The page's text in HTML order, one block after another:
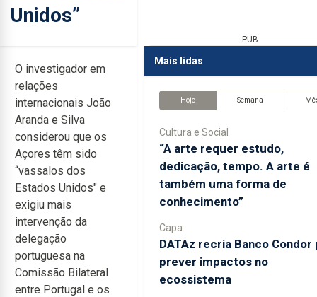
Unidos”
O investigador em
relações
internacionais João
Aranda e Silva
considerou que os
Açores têm sido
“vassalos dos
Estados Unidos" e
exigiu mais
intervenção da
delegação
portuguesa na
Comissão Bilateral
entre Portugal e os
PUB
Mais lidas
Hoje Semana
Cultura e Social
“A arte requer estudo,
dedicação, tempo. A arte é
também uma forma de
conhecimento”
Capa
DATAz recria Banco Condor
prever impactos no
ecossistema